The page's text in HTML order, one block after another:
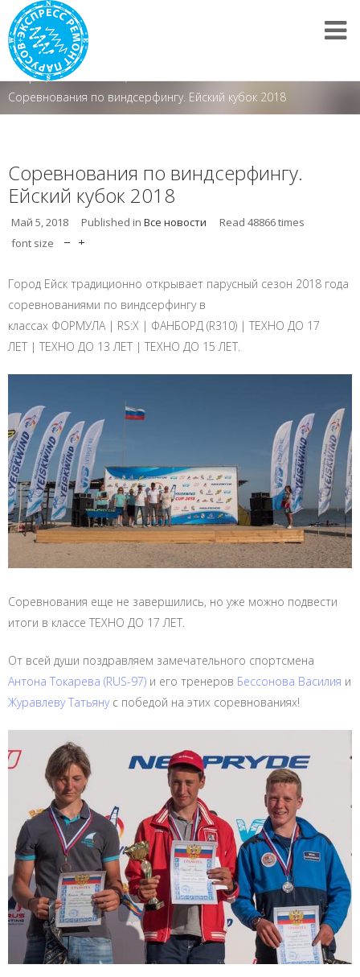
Спорт / Все новости /
Соревнования по виндсерфингу. Ейский кубок 2018
Соревнования по виндсерфингу.
Ейский кубок 2018
Май 5, 2018 Published in Все новости Read 48866times
font size
Город Ейск традиционно открывает парусный сезон 2018 года
соревнованиями по виндсерфингу в
классах ФОРМУЛА | RS:X | ФАНБОРД (R310) | ТЕХНО ДО 17
ЛЕТ | ТЕХНО ДО 13 ЛЕТ | ТЕХНО ДО 15 ЛЕТ.
Соревнования еще не завершились, но уже можно подвести
итоги в классе ТЕХНО ДО 17 ЛЕТ.
От всей души поздравляем замечательного спортсмена
Антона Токарева (RUS-97) и его тренеров Бессонова Василия и
Журавлеву Татьянус победой на этих соревнованиях!